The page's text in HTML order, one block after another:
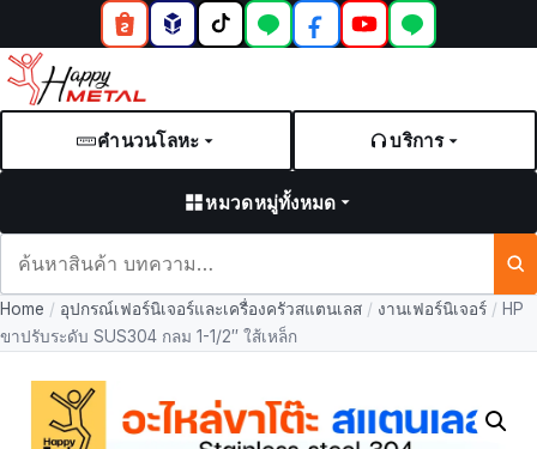
คำนวนโลหะ บริการ
หมวดหมู่ทั้งหมด
และ
บทความ
Home / อุปกรณ์เฟอร์นิเจอร์และเครื่องครัวสแตนเลส / งานเฟอร์นิเจอร์ / HP
ขาปรับระดับ SUS304 กลม 1-1/2″ ใส้เหล็ก